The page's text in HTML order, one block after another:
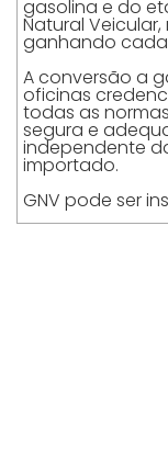
gasolina e do
Natural
ganhando cada
A conversão a
oficinas
todas as
segura e
independente
importado.
GNV pode ser